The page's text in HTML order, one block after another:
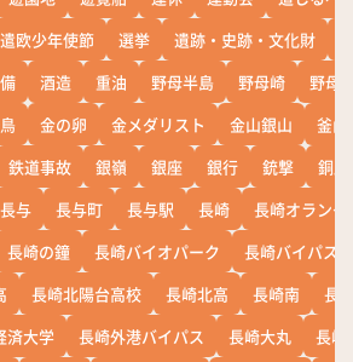
遣欧少年使節 選挙 遺跡・史跡・文化財
酒造 重油 野母半島 野母崎
野母
金の卵 金メダリスト 金山銀山
釜山
鉄道事故 銀嶺 銀座 銀行 銃撃
銅座
長与 長与町 長与駅 長崎
長崎オランダ
長崎の鐘 長崎バイオパーク
長崎バイパス
長崎北陽台高校 長崎北高 長崎南
長
済大学 長崎外港バイパス 長崎大丸
長崎